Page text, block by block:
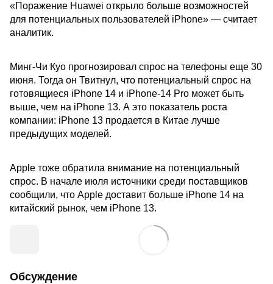
«Поражение Huawei открыло больше возможностей
для потенциальных пользователей iPhone» — считает
аналитик.
Минг-Чи Куо прогнозировал спрос на телефоны еще 30
июня. Тогда он Твитнул, что потенциальный спрос на
готовящиеся iPhone 14 и iPhone-14 Pro может быть
выше, чем на iPhone 13. А это показатель роста
компании: iPhone 13 продается в Китае лучше
предыдущих моделей.
Apple тоже обратила внимание на потенциальный
спрос. В начале июля источники среди поставщиков
сообщили, что Apple доставит больше iPhone 14 на
китайский рынок, чем iPhone 13.
Обсуждение